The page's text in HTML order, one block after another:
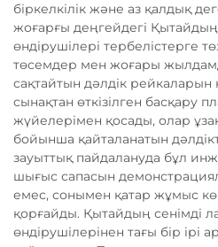
біркелкілік және аз қалдық
жоғарғы деңгейдегі Қытайдың
өндірушілері тербелістерге
төсемдер мен жоғары
сақтайтын дәлдік
сынақтан өткізілген басқару
жүйелерімен қосады, олар
бойынша қайталанатын
зауыттық пайдалануда бұл
шығыс сапасын
емес, сонымен қатар жұмыс
қорғайды. Қытайдың сенімді
өндірушілерінен тағы бір